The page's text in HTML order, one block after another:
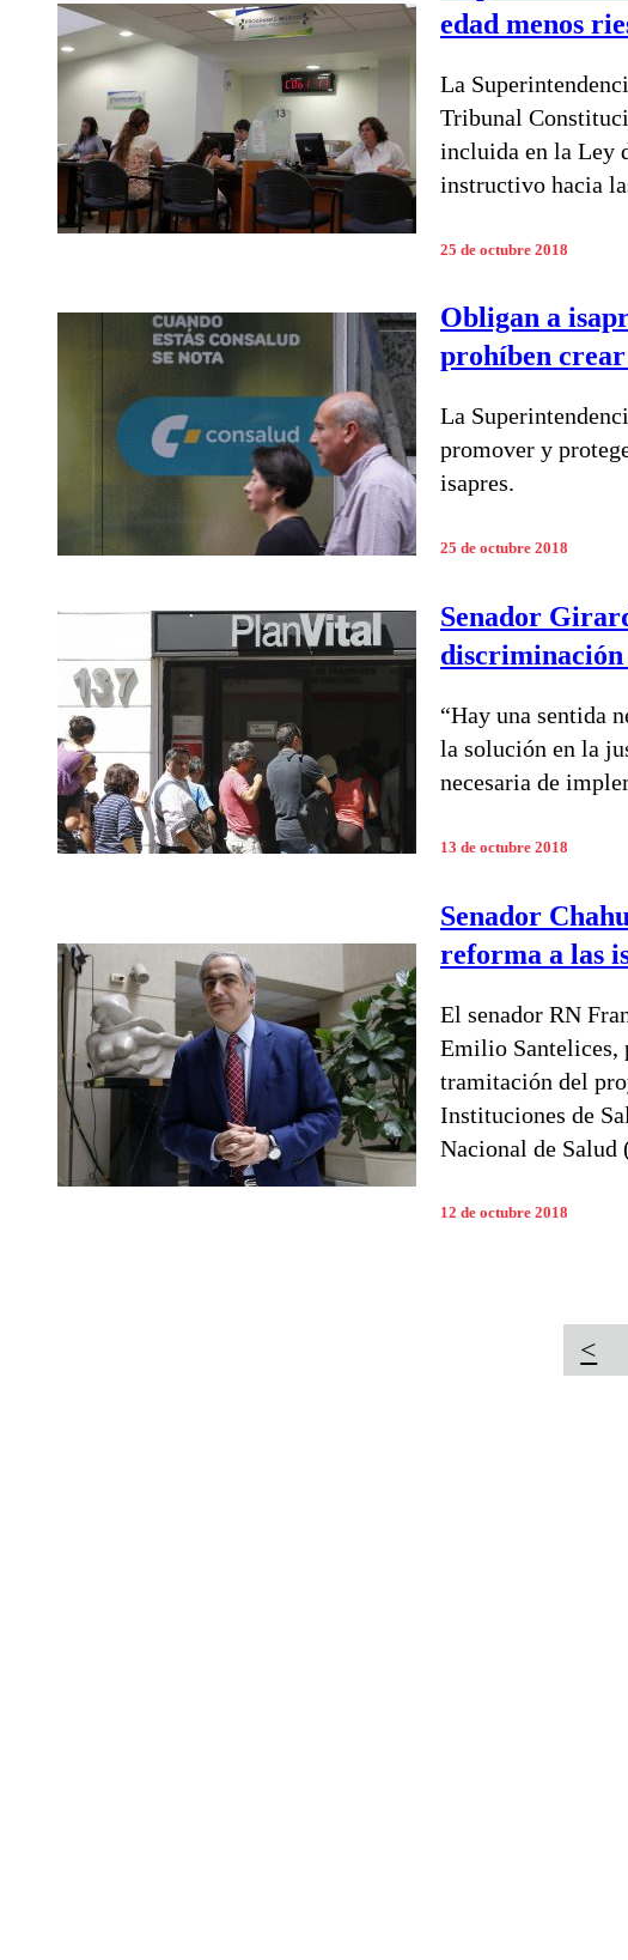
edad menos
La
Tribunal
incluida en la Ley
instructivo hacia
25 de octubre 2018
Obligan a
prohíben crear
La
promover y
isapres.
25 de octubre 2018
Senador
discriminación
“Hay una sentida
la solución en la
necesaria de
13 de octubre 2018
Senador
reforma a las
El senador RN
Emilio Santelices,
tramitación del
Instituciones de
Nacional de Salud
12 de octubre 2018
<